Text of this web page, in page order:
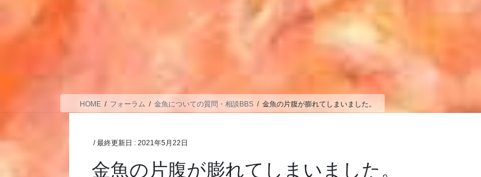
HOME フォーラム 金魚についての質問・相談BBS 金魚の片腹が膨れてしまいました。
/ 最終更新日 :2021年5月22日
金魚の片腹が膨れてしまいました。